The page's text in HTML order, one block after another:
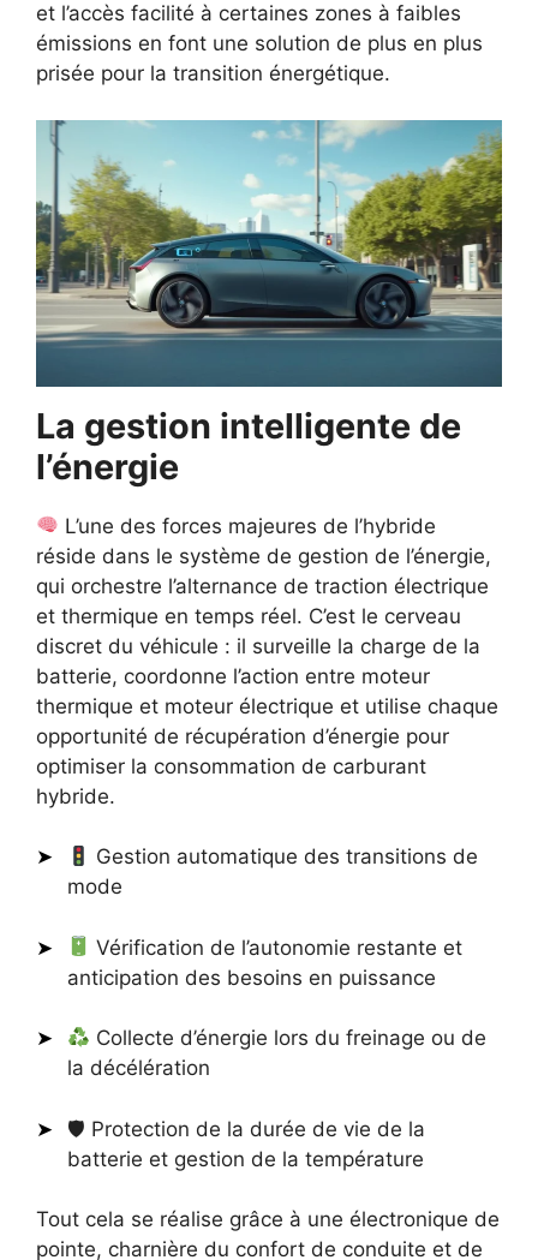
et l’accès facilité à certaines zones à faibles
émissions en font une solution de plus en plus
prisée pour la transition énergétique.
La gestion intelligente de
l’énergie
L’une des forces majeures de l’hybride
réside dans le système de gestion de l’énergie,
qui orchestre l’alternance de traction électrique
et thermique en temps réel. C’est le cerveau
discret du véhicule : il surveille la charge de la
batterie, coordonne l’action entre moteur
thermique et moteur électrique et utilise chaque
opportunité de récupération d’énergie pour
optimiser la consommation de carburant
hybride.
Gestion automatique des transitions de
mode
Vérification de l’autonomie restante et
anticipation des besoins en puissance
Collecte d’énergie lors du freinage ou de
la décélération
🛡 Protection de la durée de vie de la
batterie et gestion de la température
Tout cela se réalise grâce à une électronique de
pointe, charnière du confort de conduite et de